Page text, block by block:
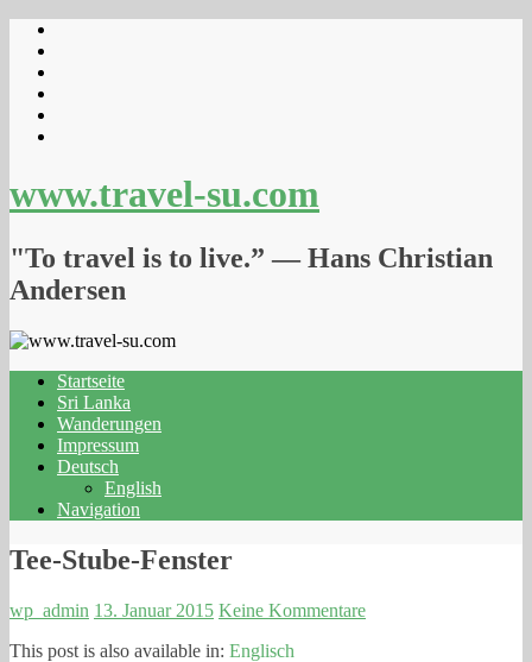
www.travel-su.com
"To travel is to live.” ― Hans Christian
Andersen
Startseite
Sri Lanka
Wanderungen
Impressum
Deutsch
English
Navigation
Tee-Stube-Fenster
wp_admin 13. Januar 2015 Keine Kommentare
This post is also available in: Englisch